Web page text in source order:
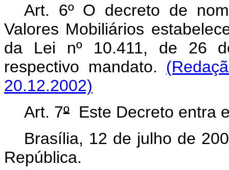
Art. 6º O decreto de
Valores Mobiliários
da Lei nº 10.411, de 26
respectivo mandato.
20.12.2002)
Art. 7º Este Decreto entra
Brasília, 12 de julho de
República.